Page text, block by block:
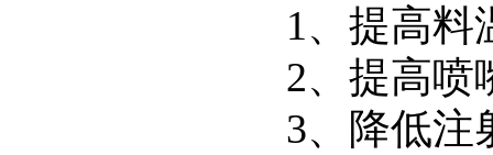
1、提高料
2、提高喷
3、降低注